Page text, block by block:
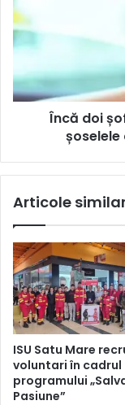
Încă doi
Articole
ISU Satu Mare
voluntari în cadrul
programului
Pasiune”